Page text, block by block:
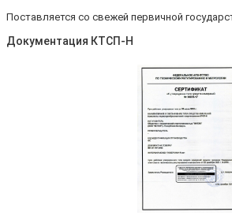
Поставляется со свежей первичной
Документация КТСП-Н